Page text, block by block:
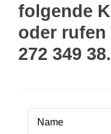
folgende
oder rufen
272 349 38.